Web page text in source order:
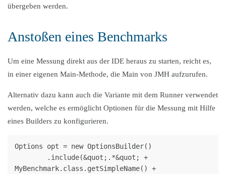
übergeben werden.
Anstoßen eines Benchmarks
Um eine Messung direkt aus der IDE heraus zu starten, reicht es,
in einer eigenen Main-Methode, die Main von JMH aufzurufen.
Alternativ dazu kann auch die Variante mit dem Runner verwendet
werden, welche es ermöglicht Optionen für die Messung mit Hilfe
eines Builders zu konfigurieren.
Options opt = new OptionsBuilder()
MyBenchmark.class.getSimpleName() +